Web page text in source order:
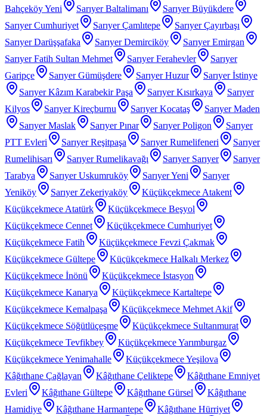
Bahçeköy Yeni
Sarıyer Baltalimanı
Sarıyer Büyükdere
Sarıyer Cumhuriyet
Sarıyer Çamlıtepe
Sarıyer Çayırbaşı
Sarıyer Darüşşafaka
Sarıyer Demirciköy
Sarıyer Emirgan
Sarıyer Fatih Sultan Mehmet
Sarıyer Ferahevler
Sarıyer
Garipçe
Sarıyer Gümüşdere Sarıyer Huzur
Sarıyer İstinye
Sarıyer Kâzım Karabekir Paşa
Sarıyer Kısırkaya
Sarıyer
Kilyos
Sarıyer Kireçburnu Sarıyer Kocataş
Sarıyer Maden
Sarıyer Maslak
Sarıyer Pınar Sarıyer Poligon
Sarıyer
PTT Evleri
Sarıyer Reşitpaşa Sarıyer Rumelifeneri
Sarıyer
Rumelihisarı
Sarıyer Rumelikavağı Sarıyer Sarıyer
Sarıyer
Tarabya
Sarıyer Uskumruköy Sarıyer Yeni
Sarıyer
Yeniköy
Sarıyer Zekeriyaköy
Küçükçekmece Atakent
Küçükçekmece Atatürk
Küçükçekmece Beşyol
Küçükçekmece Cennet
Küçükçekmece Cumhuriyet
Küçükçekmece Fatih
Küçükçekmece Fevzi Çakmak
Küçükçekmece Gültepe
Küçükçekmece Halkalı Merkez
Küçükçekmece İnönü
Küçükçekmece İstasyon
Küçükçekmece Kanarya
Küçükçekmece Kartaltepe
Küçükçekmece Kemalpaşa
Küçükçekmece Mehmet Akif
Küçükçekmece Söğütlüçeşme
Küçükçekmece Sultanmurat
Küçükçekmece Tevfikbey
Küçükçekmece Yarımburgaz
Küçükçekmece Yenimahalle
Küçükçekmece Yeşilova
Kâğıthane Çağlayan
Kâğıthane Çeliktepe
Kâğıthane Emniyet
Evleri
Kâğıthane Gültepe Kâğıthane Gürsel
Kâğıthane
Hamidiye
Kâğıthane Harmantepe
Kâğıthane Hürriyet